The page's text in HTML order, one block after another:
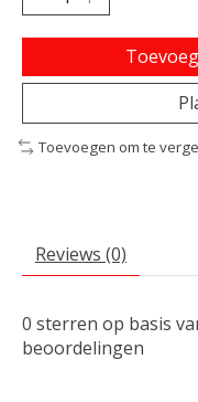
Toevoegen om te
Reviews (0)
0 sterren op basis
beoordelingen